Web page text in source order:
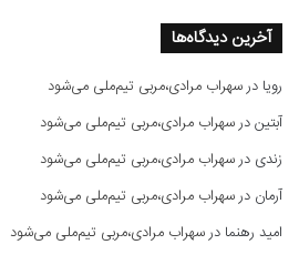
آخرین دیدگاه‌ها
رویا درسهراب مرادی،مربی تیم‌ملی می‌شود
آبتیندرسهراب مرادی،مربی تیم‌ملی می‌شود
زندی درسهراب مرادی،مربی تیم‌ملی می‌شود
آرمان درسهراب مرادی،مربی تیم‌ملی می‌شود
امید رهنما درسهراب مرادی،مربی تیم‌ملی می‌شود